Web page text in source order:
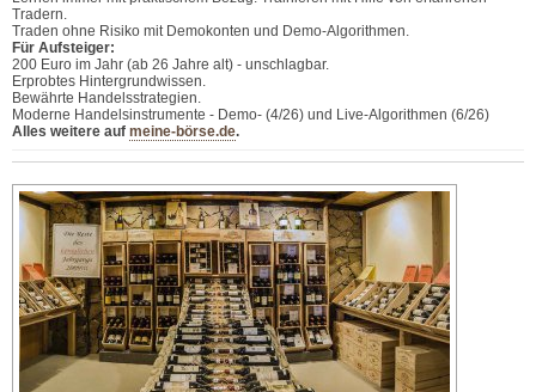
Tradern.
Traden ohne Risiko mit Demokonten und Demo-Algorithmen.
Für Aufsteiger:
200 Euro im Jahr (ab 26 Jahre alt) - unschlagbar.
Erprobtes Hintergrundwissen.
Bewährte Handelsstrategien.
Moderne Handelsinstrumente - Demo- (4/26) und Live-Algorithmen (6/26)
Alles weitere auf meine-börse.de.